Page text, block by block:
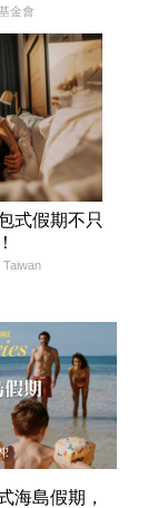
金會
式假期不只
Taiwan
海島假期，